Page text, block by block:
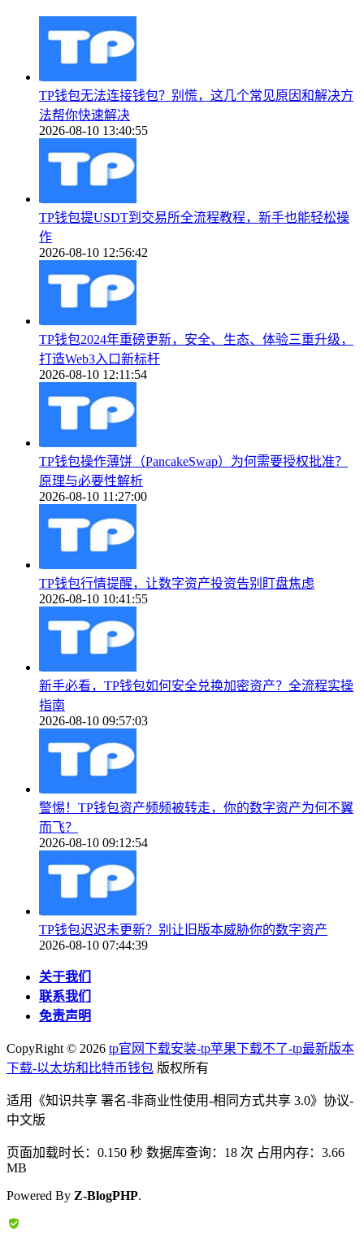
TP钱包无法连接钱包？别慌，这几个常见原因和解决方
法帮你快速解决
2026-08-10 13:40:55
TP钱包提USDT到交易所全流程教程，新手也能轻松操
作
2026-08-10 12:56:42
TP钱包2024年重磅更新，安全、生态、体验三重升级，
打造Web3入口新标杆
2026-08-10 12:11:54
TP钱包操作薄饼（PancakeSwap）为何需要授权批准？
原理与必要性解析
2026-08-10 11:27:00
TP钱包行情提醒，让数字资产投资告别盯盘焦虑
2026-08-10 10:41:55
新手必看，TP钱包如何安全兑换加密资产？全流程实操
指南
2026-08-10 09:57:03
警惕！TP钱包资产频频被转走，你的数字资产为何不翼
而飞？
2026-08-10 09:12:54
TP钱包迟迟未更新？别让旧版本威胁你的数字资产
2026-08-10 07:44:39
关于我们
联系我们
免责声明
CopyRight © 2026 tp官网下载安装-tp苹果下载不了-tp最新版本
下载-以太坊和比特币钱包 版权所有
适用《知识共享 署名-非商业性使用-相同方式共享 3.0》协议-
中文版
页面加载时长：0.150 秒 数据库查询：18 次 占用内存：3.66
MB
Powered By Z-BlogPHP.